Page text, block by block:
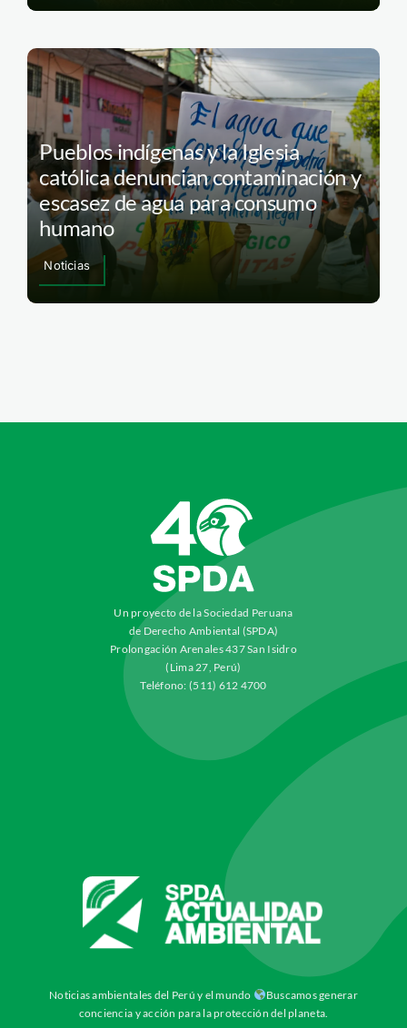
Pueblos indígenas y la Iglesia
católica denuncian contaminación y
escasez de agua para consumo
humano
Noticias
Un proyecto de la Sociedad Peruana
de Derecho Ambiental (SPDA)
Prolongación Arenales 437 San Isidro
(Lima 27, Perú)
Teléfono: (511) 612 4700
Noticias ambientales del Perú y el mundo
Buscamos generar
conciencia y acción para la protección del planeta.